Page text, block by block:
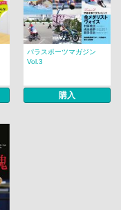
パラスポーツマガジン
Vol.3
購入